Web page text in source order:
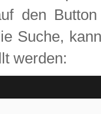
den
Suche,
werden: